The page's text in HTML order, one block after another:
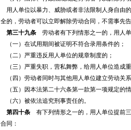
用人单位以暴力、威胁或者非法限制人身自由
全的，劳动者可以立即解除劳动合同，不需事先告
第三十九条 劳动者有下列情形之一的，用人
（一）在试用期间被证明不符合录用条件的；
（二）严重违反用人单位的规章制度的；
（三）严重失职，营私舞弊，给用人单位造成重
（四）劳动者同时与其他用人单位建立劳动关
（五）因本法第二十六条第一款第一项规定的
（六）被依法追究刑事责任的。
第四十条 有下列情形之一的，用人单位提前
合同：